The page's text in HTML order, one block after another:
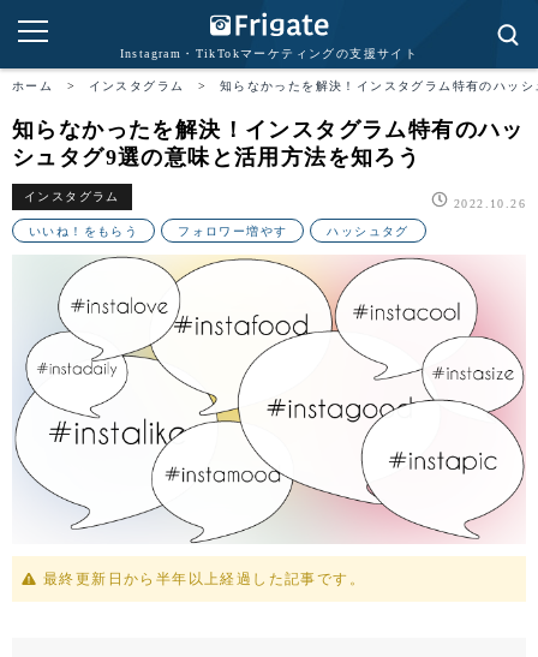
Instagram・TikTokマーケティングの支援サイト
ホーム > インスタグラム > 知らなかったを解決！インスタグラム特有のハッ
知らなかったを解決！インスタグラム特有のハッ
シュタグ9選の意味と活用方法を知ろう
インスタグラム
2022.10.26
いいね！をもらう フォロワー増やす ハッシュタグ
最終更新日から半年以上経過した記事です。